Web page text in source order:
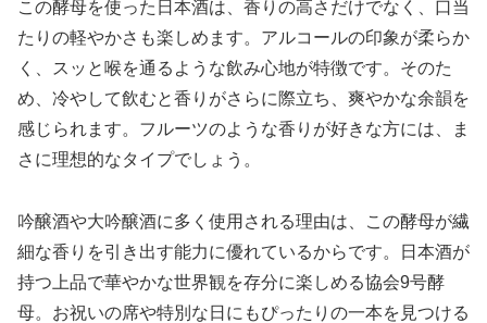
この酵母を使った日本酒は、香りの高さだけでなく、口当
たりの軽やかさも楽しめます。アルコールの印象が柔らか
く、スッと喉を通るような飲み心地が特徴です。そのた
め、冷やして飲むと香りがさらに際立ち、爽やかな余韻を
感じられます。フルーツのような香りが好きな方には、ま
さに理想的なタイプでしょう。
吟醸酒や大吟醸酒に多く使用される理由は、この酵母が繊
細な香りを引き出す能力に優れているからです。日本酒が
持つ上品で華やかな世界観を存分に楽しめる協会9号酵
母。お祝いの席や特別な日にもぴったりの一本を見つける